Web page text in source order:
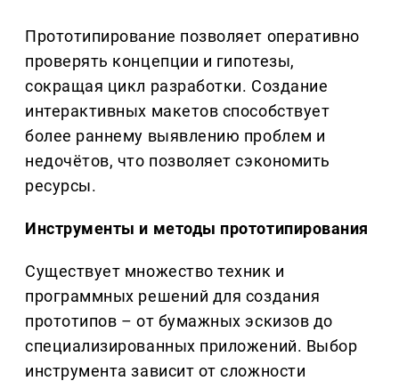
Прототипирование позволяет оперативно
проверять концепции и гипотезы,
сокращая цикл разработки. Создание
интерактивных макетов способствует
более раннему выявлению проблем и
недочётов, что позволяет сэкономить
ресурсы.
Инструменты и методы прототипирования
Существует множество техник и
программных решений для создания
прототипов – от бумажных эскизов до
специализированных приложений. Выбор
инструмента зависит от сложности